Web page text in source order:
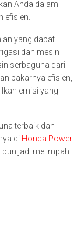
Anda dalam
efisien.
yang dapat
dan mesin
serbaguna dari
bakarnya efisien,
emisi yang
terbaik dan
di Honda Power
jadi melimpah